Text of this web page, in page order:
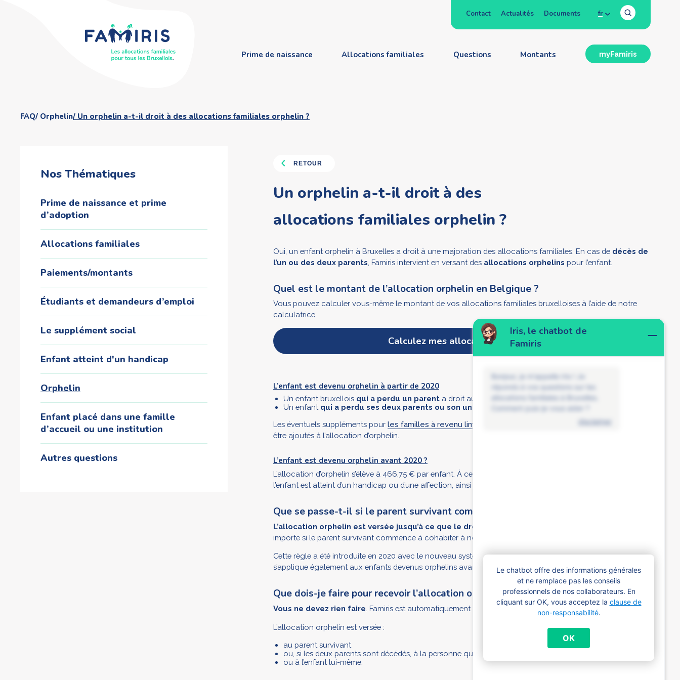
Iris, le chatbot de
Famiris
Bonjour, je m'appelle Iris ! Je
réponds à vos questions sur les
allocations familiales à Bruxelles.
Comment puis-je vous aider ?
disclaimer
Le chatbot offre des informations générales
et ne remplace pas les conseils
professionnels de nos collaborateurs. En
cliquant sur OK, vous acceptez la clause de
non-responsabilité.
OK
Contact Actualités Documents fr
Prime de naissance Allocations familiales Questions Montants myFamiris
FAQ Orphelin Un orphelin a-t-il droit à des allocations familiales orphelin ?
Nos Thématiques
Prime de naissance et prime
d’adoption
Allocations familiales
Paiements/montants
Étudiants et demandeurs d’emploi
Le supplément social
Enfant atteint d'un handicap
Orphelin
Enfant placé dans une famille
d’accueil ou une institution
Autres questions
RETOUR
Un orphelin a-t-il droit à des
allocations familiales orphelin ?
Oui, un enfant orphelin à Bruxelles a droit à une majoration des allocations familiales. En cas de décès de
l’un ou des deux parents , Famiris intervient en versant des allocations orphelins pour l’enfant.
Quel est le montant de l’allocation orphelin en Belgique ?
Vous pouvez calculer vous-même le montant de vos allocations familiales bruxelloises à l’aide de notre
calculatrice.
Calculez mes allocations familiales
L’enfant est devenu orphelin à partir de 2020
Un enfant bruxellois qui a perdu un parent a droit au
Un enfant qui a perdu ses deux parents ou son unique parenta droit au double du
Les éventuels suppléments pour les familles à revenu limité enfants atteints d’un handicap
être ajoutés à l’allocation d’orphelin.
L’enfant est devenu orphelin avant 2020 ?
L’allocation d’orphelin s’élève à 466,75 € par enfant. À ce montant s’ajoutent un éventuel supplément si
l’enfant est atteint d’un handicap ou d’une affection, ainsi que le supplément d’âge.
Que se passe-t-il si le parent survivant commence à cohabiter ?
L’allocation orphelin est versée jusqu’à ce que le droit aux allocations familiales prenne fin
importe si le parent survivant commence à cohabiter à nouveau ou se (re)marie.
Cette règle a été introduite en 2020 avec le nouveau système des allocations familiales bruxelloises et
s’applique également aux enfants devenus orphelins avant 2020.
Que dois-je faire pour recevoir l’allocation orphelin ?
Vous ne devez rien faire . Famiris est automatiquement informé d’un décès.
L’allocation orphelin est versée :
au parent survivant
ou, si les deux parents sont décédés, à la personne qui élève l’enfant
ou à l’enfant lui-même.